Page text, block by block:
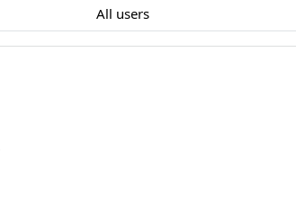
All users